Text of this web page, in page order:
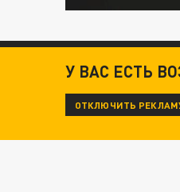
У ВАС ЕСТЬ
ОТКЛЮЧИТЬ